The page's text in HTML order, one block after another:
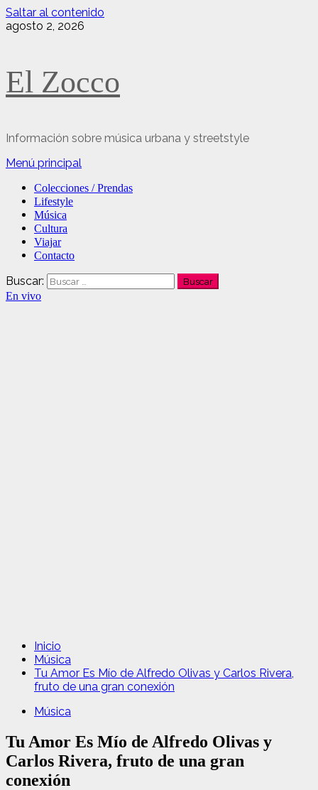
Saltar al contenido
agosto 2, 2026
El Zocco
Información sobre música urbana y streetstyle
Menú principal
Colecciones / Prendas
Lifestyle
Música
Cultura
Viajar
Contacto
Buscar:
En vivo
Inicio
Música
Tu Amor Es Mío de Alfredo Olivas y Carlos Rivera,
fruto de una gran conexión
Música
Tu Amor Es Mío de Alfredo Olivas y
Carlos Rivera, fruto de una gran
conexión